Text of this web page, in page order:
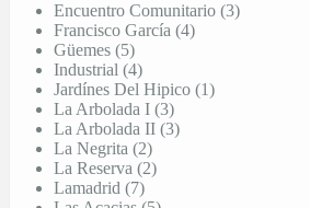
Encuentro Comunitario (3)
Francisco García (4)
Güemes (5)
Industrial (4)
Jardínes Del Hipico (1)
La Arbolada I (3)
La Arbolada II (3)
La Negrita (2)
La Reserva (2)
Lamadrid (7)